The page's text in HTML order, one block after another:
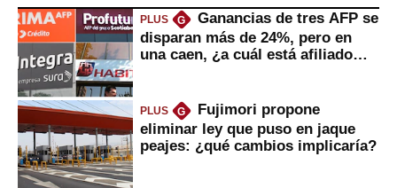
PLUS G
Ganancias de tres AFP se
disparan más de 24%, pero en
una caen, ¿a cuál está afiliado
PLUS G
Fujimori propone
eliminar ley que puso en jaque
peajes: ¿qué cambios implicaría?